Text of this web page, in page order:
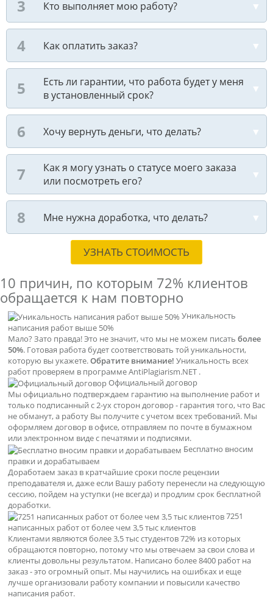
Кто выполняет мою работу?
Как оплатить заказ?
Есть ли гарантии, что работа будет у меня
в установленный срок?
Хочу вернуть деньги, что делать?
Как я могу узнать о статусе моего заказа
или посмотреть его?
Мне нужна доработка, что делать?
УЗНАТЬ СТОИМОСТЬ
10 причин, по которым 72% клиентов
обращается к нам повторно
Уникальность
написания работ выше 50%
Мало? Зато правда! Это не значит, что мы не можем писать более
50%. Готовая работа будет соответствовать той уникальности,
которую вы укажете.Обратите внимание! Уникальность всех
работ проверяем в программе AntiPlagiarism.NET .
Официальный договор
Мы официально подтверждаем гарантию на выполнение работ и
только подписанный с 2-ух сторон договор - гарантия того, что Вас
не обманут, а работу Вы получите с учетом всех требований. Мы
оформляем договор в офисе, отправляем по почте в бумажном
или электронном виде с печатями и подписями.
Бесплатно вносим
правки и дорабатываем
Доработаем заказ в кратчайшие сроки после рецензии
преподавателя и, даже если Вашу работу перенесли на следующую
сессию, пойдем на уступки (не всегда) и продлим срок бесплатной
доработки.
7251
написанных работ от более чем 3,5 тыс клиентов
Клиентами являются более 3,5 тыс студентов 72% из которых
обращаются повторно, потому что мы отвечаем за свои слова и
клиенты довольны результатом. Написано более 8400 работ на
заказ - это огромный опыт. Мы научились на ошибках и еще
лучше организовали работу компании и повысили качество
написания работ.